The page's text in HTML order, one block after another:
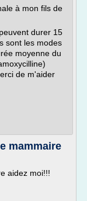
à mon fils de
durer 15
sont les modes
moyenne du
de m'aider
mammaire
aidez moi!!!